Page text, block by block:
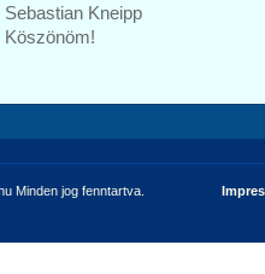
Sebastian Kneipp
Köszönöm!
Minden jog fenntartva.